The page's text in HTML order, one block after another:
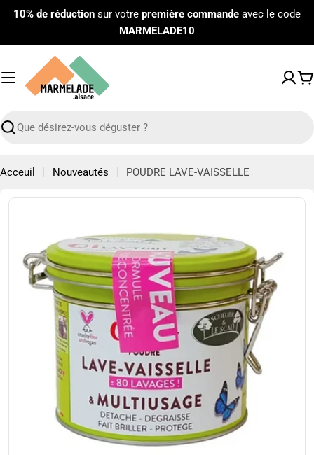
Passer10% de réduction sur votre première commande avec le code
MARMELADE10
Recherche
Acceuil Nouveautés POUDRE LAVE-VAISSELLE
Passer
informations
produit
Ouvrir le média 0 en mode modal